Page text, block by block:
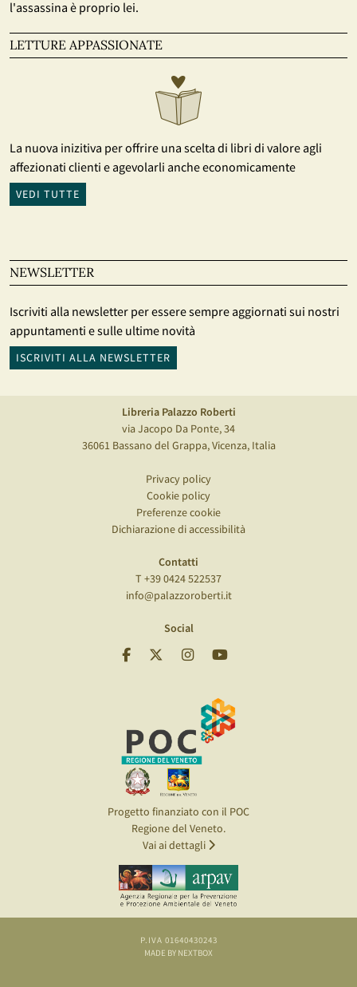
l'assassina è proprio lei.
LETTURE APPASSIONATE
La nuova inizitiva per offrire una scelta di libri di valore agli
affezionati clienti e agevolarli anche economicamente
VEDI TUTTE
NEWSLETTER
Iscriviti alla newsletter per essere sempre aggiornati sui nostri
appuntamenti e sulle ultime novità
ISCRIVITI ALLA NEWSLETTER
Libreria Palazzo Roberti
via Jacopo Da Ponte, 34
36061 Bassano del Grappa, Vicenza, Italia
Privacy policy
Cookie policy
Preferenze cookie
Dichiarazione di accessibilità
Contatti
T +39 0424 522537
info@palazzoroberti.it
Social
Progetto finanziato con il POC
Regione del Veneto.
Vai ai dettagli
P.IVA 01640430243
MADE BY NEXTBOX